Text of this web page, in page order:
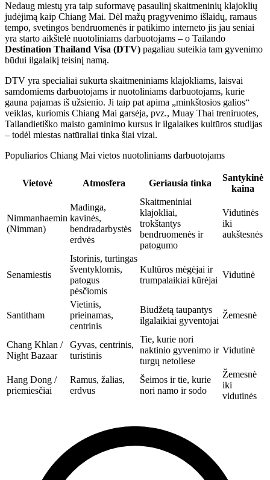
Nedaug miestų yra taip suformavę pasaulinį skaitmeninių klajoklių
judėjimą kaip Chiang Mai. Dėl mažų pragyvenimo išlaidų, ramaus
tempo, svetingos bendruomenės ir patikimo interneto jis jau seniai
yra starto aikštelė nuotoliniams darbuotojams – o Tailando
Destination Thailand Visa (DTV) pagaliau suteikia tam gyvenimo
būdui ilgalaikį teisinį namą.
DTV yra specialiai sukurta skaitmeniniams klajokliams, laisvai
samdomiems darbuotojams ir nuotoliniams darbuotojams, kurie
gauna pajamas iš užsienio. Ji taip pat apima „minkštosios galios“
veiklas, kuriomis Chiang Mai garsėja, pvz., Muay Thai treniruotes,
Tailandietiško maisto gaminimo kursus ir ilgalaikes kultūros studijas
– todėl miestas natūraliai tinka šiai vizai.
Populiarios Chiang Mai vietos nuotoliniams darbuotojams
Vietovė Atmosfera Geriausia tinka
Santykinė
kaina
Nimmanhaemin
(Nimman)
Madinga,
kavinės,
bendradarbystės
erdvės
Skaitmeniniai
klajokliai,
trokštantys
bendruomenės ir
patogumo
Vidutinės
iki
aukštesnės
Senamiestis
Istorinis, turtingas
šventyklomis,
patogus
pėsčiomis
Kultūros mėgėjai ir
trumpalaikiai kūrėjai
Vidutinė
Santitham
Vietinis,
prieinamas,
centrinis
Biudžetą taupantys
ilgalaikiai gyventojai
Žemesnė
Chang Khlan /
Night Bazaar
Gyvas, centrinis,
turistinis
Tie, kurie nori
naktinio gyvenimo ir
turgų netoliese
Vidutinė
Hang Dong /
priemiesčiai
Ramus, žalias,
erdvus
Šeimos ir tie, kurie
nori namo ir sodo
Žemesnė
iki
vidutinės